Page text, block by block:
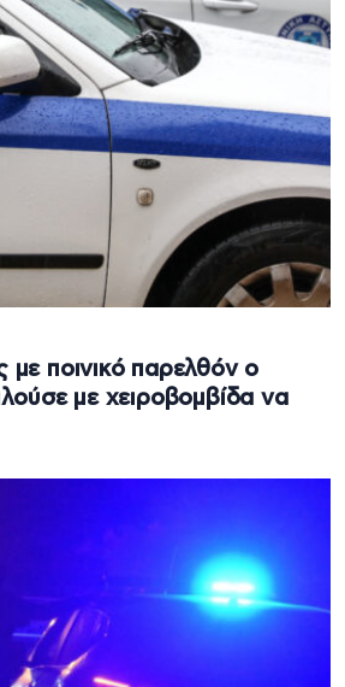
ποινικό παρελθόν ο
με χειροβομβίδα να